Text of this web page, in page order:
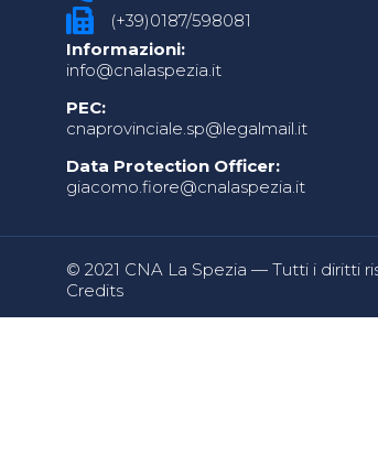
(+39)0187/598081
Informazioni:
info@cnalaspezia.it
PEC:
cnaprovinciale.sp@legalmail.it
Data Protection Officer:
giacomo.fiore@cnalaspezia.it
© 2021 CNA La Spezia — Tutti i diritti
Credits